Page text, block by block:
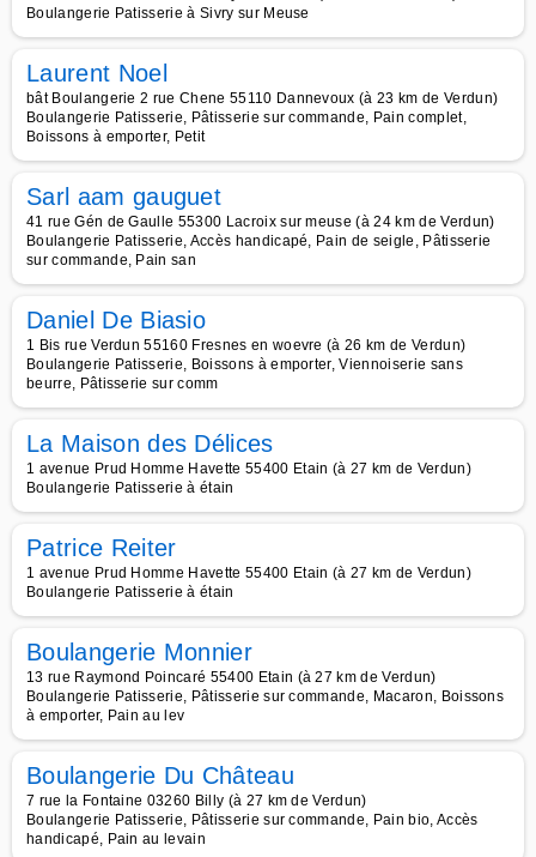
Boulangerie Patisserie à Sivry sur Meuse
Laurent Noel
bât Boulangerie 2 rue Chene 55110 Dannevoux (à 23 km de Verdun)
Boulangerie Patisserie, Pâtisserie sur commande, Pain complet,
Boissons à emporter, Petit
Sarl aam gauguet
41 rue Gén de Gaulle 55300 Lacroix sur meuse (à 24 km de Verdun)
Boulangerie Patisserie, Accès handicapé, Pain de seigle, Pâtisserie
sur commande, Pain san
Daniel De Biasio
1 Bis rue Verdun 55160 Fresnes en woevre (à 26 km de Verdun)
Boulangerie Patisserie, Boissons à emporter, Viennoiserie sans
beurre, Pâtisserie sur comm
La Maison des Délices
1 avenue Prud Homme Havette 55400 Etain (à 27 km de Verdun)
Boulangerie Patisserie à étain
Patrice Reiter
1 avenue Prud Homme Havette 55400 Etain (à 27 km de Verdun)
Boulangerie Patisserie à étain
Boulangerie Monnier
13 rue Raymond Poincaré 55400 Etain (à 27 km de Verdun)
Boulangerie Patisserie, Pâtisserie sur commande, Macaron, Boissons
à emporter, Pain au lev
Boulangerie Du Château
7 rue la Fontaine 03260 Billy (à 27 km de Verdun)
Boulangerie Patisserie, Pâtisserie sur commande, Pain bio, Accès
handicapé, Pain au levain